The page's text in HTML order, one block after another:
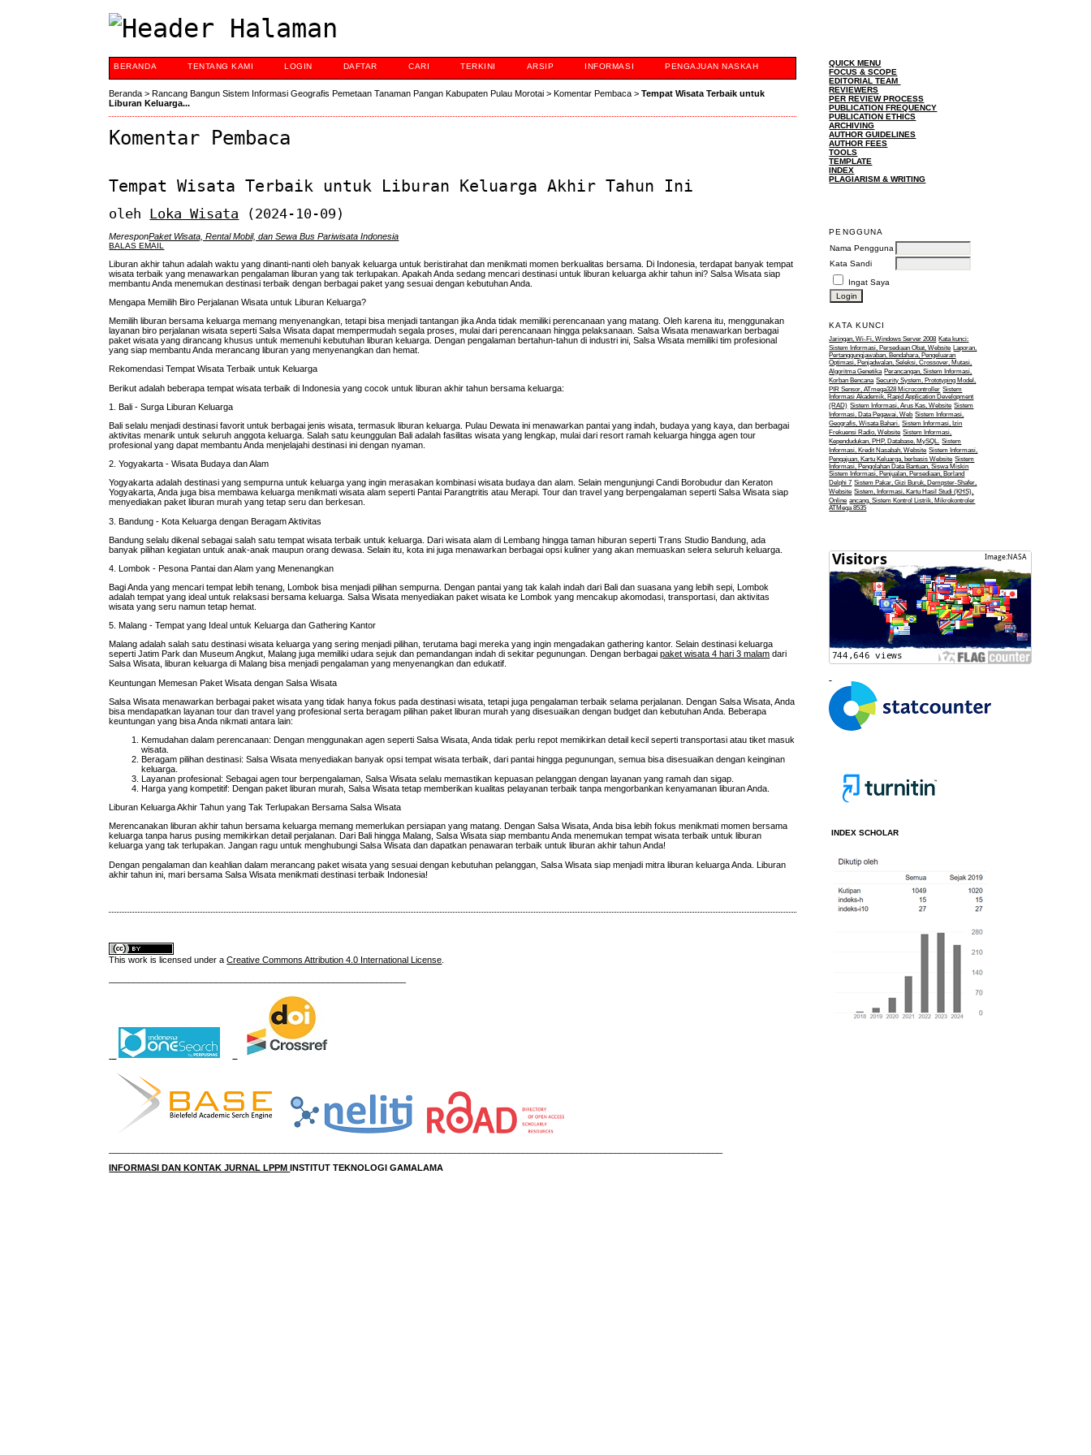
QUICK MENU
FOCUS & SCOPE
EDITORIAL TEAM
REVIEWERS
PER REVIEW PROCESS
PUBLICATION FREQUENCY
PUBLICATION ETHICS
ARCHIVING
AUTHOR GUIDELINES
AUTHOR FEES
TOOLS
TEMPLATE
INDEX
PLAGIARISM & WRITING
PENGGUNA
Nama Pengguna
Kata Sandi
Ingat Saya
KATA KUNCI
Jaringan, Wi-Fi, Windows Server 2008 Kata kunci:
Sistem Informasi, Persediaan Obat, Website Laporan,
Pertanggungjawaban, Bendahara, Pengeluaran
Optimasi, Penjadwalan, Seleksi, Crossover, Mutasi,
Algoritma Genetika Perancangan, Sistem Informasi,
Korban Bencana Security System, Prototyping Model,
PIR Sensor, ATmega328 Microcontroller Sistem
Informasi Akademik, Rapid Application Development
(RAD) Sistem Informasi, Arus Kas, Website Sistem
Informasi, Data Pegawai, Web Sistem Informasi,
Geografis, Wisata Bahari. Sistem Informasi, Izin
Frekuensi Radio, Website Sistem Informasi,
Kependudukan, PHP, Database, MySQL. Sistem
Informasi, Kredit Nasabah, Website Sistem Informasi,
Pengajuan, Kartu Keluarga, berbasis Website Sistem
Informasi, Pengolahan Data Bantuan, Siswa Miskin
Sistem Informasi, Penjualan, Persediaan, Borland
Delphi 7 Sistem Pakar, Gizi Buruk, Dempster-Shafer,
Website Sistem, Informasi, Kartu Hasil Studi (KHS),
Online ancang, Sistem Kontrol Listrik, Mikrokontroler
ATMega 8535
INDEX SCHOLAR
BERANDA TENTANG KAMI LOGIN DAFTAR CARI TERKINI ARSIP INFORMASI PENGAJUAN NASKAH
Beranda >Rancang Bangun Sistem Informasi Geografis Pemetaan Tanaman Pangan Kabupaten Pulau Morotai >Komentar Pembaca >Tempat Wisata Terbaik untuk
Liburan Keluarga...
Komentar Pembaca
Tempat Wisata Terbaik untuk Liburan Keluarga Akhir Tahun Ini
oleh Loka Wisata (2024-10-09)
MeresponPaket Wisata, Rental Mobil, dan Sewa Bus Pariwisata Indonesia
BALAS EMAIL
Liburan akhir tahun adalah waktu yang dinanti-nanti oleh banyak keluarga untuk beristirahat dan menikmati momen berkualitas bersama. Di Indonesia, terdapat banyak tempat
wisata terbaik yang menawarkan pengalaman liburan yang tak terlupakan. Apakah Anda sedang mencari destinasi untuk liburan keluarga akhir tahun ini? Salsa Wisata siap
membantu Anda menemukan destinasi terbaik dengan berbagai paket yang sesuai dengan kebutuhan Anda.
Mengapa Memilih Biro Perjalanan Wisata untuk Liburan Keluarga?
Memilih liburan bersama keluarga memang menyenangkan, tetapi bisa menjadi tantangan jika Anda tidak memiliki perencanaan yang matang. Oleh karena itu, menggunakan
layanan biro perjalanan wisata seperti Salsa Wisata dapat mempermudah segala proses, mulai dari perencanaan hingga pelaksanaan. Salsa Wisata menawarkan berbagai
paket wisata yang dirancang khusus untuk memenuhi kebutuhan liburan keluarga. Dengan pengalaman bertahun-tahun di industri ini, Salsa Wisata memiliki tim profesional
yang siap membantu Anda merancang liburan yang menyenangkan dan hemat.
Rekomendasi Tempat Wisata Terbaik untuk Keluarga
Berikut adalah beberapa tempat wisata terbaik di Indonesia yang cocok untuk liburan akhir tahun bersama keluarga:
1. Bali - Surga Liburan Keluarga
Bali selalu menjadi destinasi favorit untuk berbagai jenis wisata, termasuk liburan keluarga. Pulau Dewata ini menawarkan pantai yang indah, budaya yang kaya, dan berbagai
aktivitas menarik untuk seluruh anggota keluarga. Salah satu keunggulan Bali adalah fasilitas wisata yang lengkap, mulai dari resort ramah keluarga hingga agen tour
profesional yang dapat membantu Anda menjelajahi destinasi ini dengan nyaman.
2. Yogyakarta - Wisata Budaya dan Alam
Yogyakarta adalah destinasi yang sempurna untuk keluarga yang ingin merasakan kombinasi wisata budaya dan alam. Selain mengunjungi Candi Borobudur dan Keraton
Yogyakarta, Anda juga bisa membawa keluarga menikmati wisata alam seperti Pantai Parangtritis atau Merapi. Tour dan travel yang berpengalaman seperti Salsa Wisata siap
menyediakan paket liburan murah yang tetap seru dan berkesan.
3. Bandung - Kota Keluarga dengan Beragam Aktivitas
Bandung selalu dikenal sebagai salah satu tempat wisata terbaik untuk keluarga. Dari wisata alam di Lembang hingga taman hiburan seperti Trans Studio Bandung, ada
banyak pilihan kegiatan untuk anak-anak maupun orang dewasa. Selain itu, kota ini juga menawarkan berbagai opsi kuliner yang akan memuaskan selera seluruh keluarga.
4. Lombok - Pesona Pantai dan Alam yang Menenangkan
Bagi Anda yang mencari tempat lebih tenang, Lombok bisa menjadi pilihan sempurna. Dengan pantai yang tak kalah indah dari Bali dan suasana yang lebih sepi, Lombok
adalah tempat yang ideal untuk relaksasi bersama keluarga. Salsa Wisata menyediakan paket wisata ke Lombok yang mencakup akomodasi, transportasi, dan aktivitas
wisata yang seru namun tetap hemat.
5. Malang - Tempat yang Ideal untuk Keluarga dan Gathering Kantor
Malang adalah salah satu destinasi wisata keluarga yang sering menjadi pilihan, terutama bagi mereka yang ingin mengadakan gathering kantor. Selain destinasi keluarga
seperti Jatim Park dan Museum Angkut, Malang juga memiliki udara sejuk dan pemandangan indah di sekitar pegunungan. Dengan berbagaipaket wisata 4 hari 3 malam dari
Salsa Wisata, liburan keluarga di Malang bisa menjadi pengalaman yang menyenangkan dan edukatif.
Keuntungan Memesan Paket Wisata dengan Salsa Wisata
Salsa Wisata menawarkan berbagai paket wisata yang tidak hanya fokus pada destinasi wisata, tetapi juga pengalaman terbaik selama perjalanan. Dengan Salsa Wisata, Anda
bisa mendapatkan layanan tour dan travel yang profesional serta beragam pilihan paket liburan murah yang disesuaikan dengan budget dan kebutuhan Anda. Beberapa
keuntungan yang bisa Anda nikmati antara lain:
Kemudahan dalam perencanaan: Dengan menggunakan agen seperti Salsa Wisata, Anda tidak perlu repot memikirkan detail kecil seperti transportasi atau tiket masuk
wisata.
Beragam pilihan destinasi: Salsa Wisata menyediakan banyak opsi tempat wisata terbaik, dari pantai hingga pegunungan, semua bisa disesuaikan dengan keinginan
keluarga.
Layanan profesional: Sebagai agen tour berpengalaman, Salsa Wisata selalu memastikan kepuasan pelanggan dengan layanan yang ramah dan sigap.
Harga yang kompetitif: Dengan paket liburan murah, Salsa Wisata tetap memberikan kualitas pelayanan terbaik tanpa mengorbankan kenyamanan liburan Anda.
Liburan Keluarga Akhir Tahun yang Tak Terlupakan Bersama Salsa Wisata
Merencanakan liburan akhir tahun bersama keluarga memang memerlukan persiapan yang matang. Dengan Salsa Wisata, Anda bisa lebih fokus menikmati momen bersama
keluarga tanpa harus pusing memikirkan detail perjalanan. Dari Bali hingga Malang, Salsa Wisata siap membantu Anda menemukan tempat wisata terbaik untuk liburan
keluarga yang tak terlupakan. Jangan ragu untuk menghubungi Salsa Wisata dan dapatkan penawaran terbaik untuk liburan akhir tahun Anda!
Dengan pengalaman dan keahlian dalam merancang paket wisata yang sesuai dengan kebutuhan pelanggan, Salsa Wisata siap menjadi mitra liburan keluarga Anda. Liburan
akhir tahun ini, mari bersama Salsa Wisata menikmati destinasi terbaik Indonesia!
This work is licensed under aCreative Commons Attribution 4.0 International License
INFORMASI DAN KONTAK JURNAL LPPMINSTITUT TEKNOLOGI GAMALAMA